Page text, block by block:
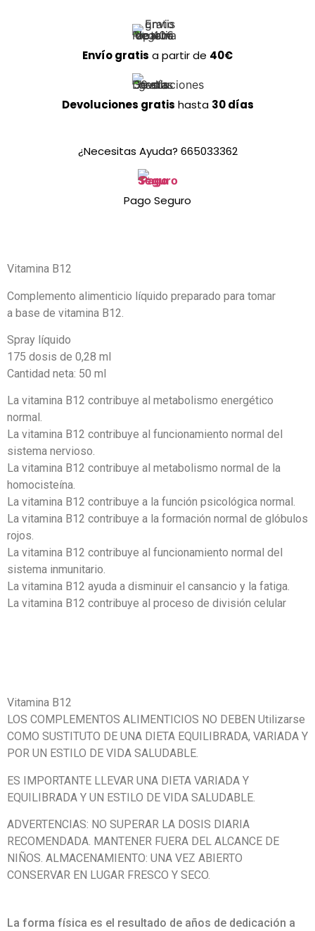
Envío gratis a partir de 40€
Devoluciones gratis hasta 30 días
¿Necesitas Ayuda? 665033362
Pago Seguro
Vitamina B12
Complemento alimenticio líquido preparado para tomar
a base de vitamina B12.
Spray líquido
175 dosis de 0,28 ml
Cantidad neta: 50 ml
La vitamina B12 contribuye al metabolismo energético
normal.
La vitamina B12 contribuye al funcionamiento normal del
sistema nervioso.
La vitamina B12 contribuye al metabolismo normal de la
homocisteína.
La vitamina B12 contribuye a la función psicológica normal.
La vitamina B12 contribuye a la formación normal de glóbulos
rojos.
La vitamina B12 contribuye al funcionamiento normal del
sistema inmunitario.
La vitamina B12 ayuda a disminuir el cansancio y la fatiga.
La vitamina B12 contribuye al proceso de división celular
Vitamina B12
LOS COMPLEMENTOS ALIMENTICIOS NO DEBEN Utilizarse
COMO SUSTITUTO DE UNA DIETA EQUILIBRADA, VARIADA Y
POR UN ESTILO DE VIDA SALUDABLE.
ES IMPORTANTE LLEVAR UNA DIETA VARIADA Y
EQUILIBRADA Y UN ESTILO DE VIDA SALUDABLE
ADVERTENCIAS: NO SUPERAR LA DOSIS DIARIA
RECOMENDADA. MANTENER FUERA DEL ALCANCE DE
NIÑOS. ALMACENAMIENTO: UNA VEZ ABIERTO
CONSERVAR EN LUGAR FRESCO Y SECO.
La forma física es el resultado de años de dedicación a